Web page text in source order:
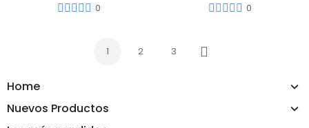
Home
Nuevos Productos
0 0
1 2 3
Siguiente